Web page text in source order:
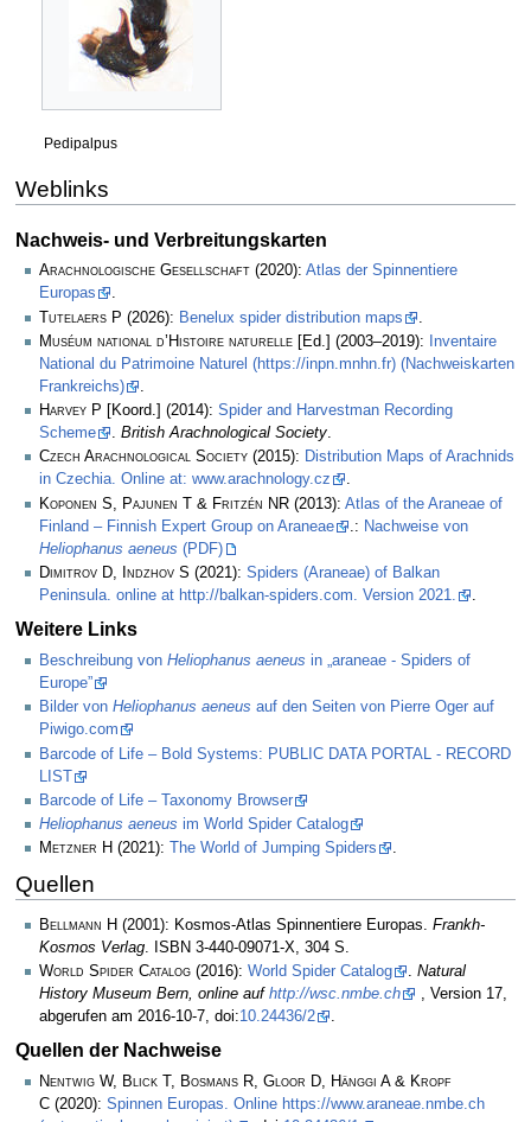
Pedipalpus
Weblinks
Nachweis- und Verbreitungskarten
Arachnologische Gesellschaft (2020): Atlas der Spinnentiere
Europas
.
Tutelaers P (2026): Benelux spider distribution maps
Muséum national d’Histoire naturelle [Ed.] (2003–2019):
Inventaire
National du Patrimoine Naturel (https://inpn.mnhn.fr) (Nachweiskarten
Frankreichs)
.
Harvey P [Koord.] (2014): Spider and Harvestman Recording
Scheme
. British Arachnological Society.
Czech Arachnological Society (2015): Distribution Maps of Arachnids
in Czechia. Online at: www.arachnology.cz
.
Koponen S, Pajunen T & Fritzén NR (2013): Atlas of the Araneae of
Finland – Finnish Expert Group on Araneae
.: Nachweise von
Heliophanus aeneus (PDF)
Dimitrov D, Indzhov S (2021): Spiders (Araneae) of Balkan
Peninsula. online at http://balkan-spiders.com. Version 2021.
.
Weitere Links
Beschreibung von Heliophanus aeneus in „araneae - Spiders of
Europe”
Bilder von Heliophanus aeneus auf den Seiten von Pierre Oger auf
Piwigo.com
Barcode of Life – Bold Systems: PUBLIC DATA PORTAL - RECORD
LIST
Barcode of Life – Taxonomy Browser
Heliophanus aeneus im World Spider Catalog
Metzner H (2021): The World of Jumping Spiders .
Quellen
Bellmann H (2001): Kosmos-Atlas Spinnentiere Europas. Frankh-
Kosmos Verlag . ISBN 3-440-09071-X, 304 S.
World Spider Catalog (2016): World Spider Catalog . Natural
History Museum Bern, online auf http://wsc.nmbe.ch
, Version 17,
abgerufen am 2016-10-7, doi:10.24436/2 .
Quellen der Nachweise
Nentwig W, Blick T, Bosmans R, Gloor D, Hänggi A & Kropf
C (2020): Spinnen Europas. Online https://www.araneae.nmbe.ch